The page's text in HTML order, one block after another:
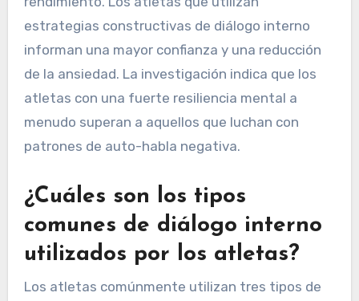
estrategias constructivas de diálogo interno
informan una mayor confianza y una reducción
de la ansiedad. La investigación indica que los
atletas con una fuerte resiliencia mental a
menudo superan a aquellos que luchan con
patrones de auto-habla negativa.
¿Cuáles son los tipos
comunes de diálogo interno
utilizados por los atletas?
Los atletas comúnmente utilizan tres tipos de